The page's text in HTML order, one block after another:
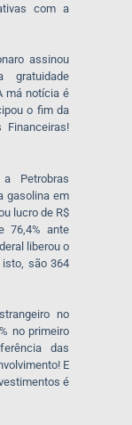
com a
assinou
gratuidade
má notícia é
o fim da
Petrobras
gasolina em
lucro de R$
76,4% ante
liberou o
são 364
no
no primeiro
das
E
é